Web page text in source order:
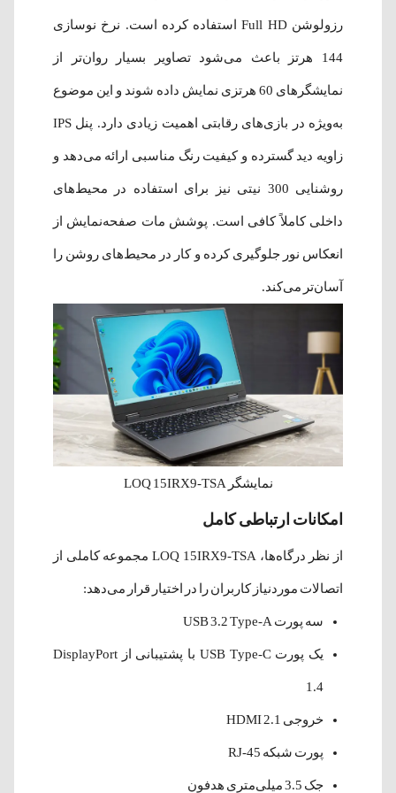
رزولوشن Full HD استفاده کرده است. نرخ نوسازی
144 هرتز باعث می‌شود تصاویر بسیار روان‌تر از
نمایشگرهای 60 هرتزی نمایش داده شوند و این موضوع
به‌ویژه در بازی‌های رقابتی اهمیت زیادی دارد. پنل IPS
زاویه دید گسترده و کیفیت رنگ مناسبی ارائه می‌دهد و
روشنایی 300 نیتی نیز برای استفاده در محیط‌های
داخلی کاملاً کافی است. پوشش مات صفحه‌نمایش از
انعکاس نور جلوگیری کرده و کار در محیط‌های روشن را
آسان‌تر می‌کند.
نمایشگر LOQ 15IRX9-TSA
امکانات ارتباطی کامل
از نظر درگاه‌ها، LOQ 15IRX9-TSA مجموعه کاملی از
اتصالات موردنیاز کاربران را در اختیار قرار می‌دهد:
سه پورت USB 3.2 Type-A
یک پورت USB Type-C با پشتیبانی از DisplayPort
1.4
خروجی HDMI 2.1
پورت شبکه RJ-45
جک 3.5 میلی‌متری هدفون